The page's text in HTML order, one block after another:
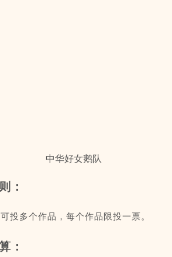
中华好女鹅队
：
投多个作品，每个作品限投一票。
：